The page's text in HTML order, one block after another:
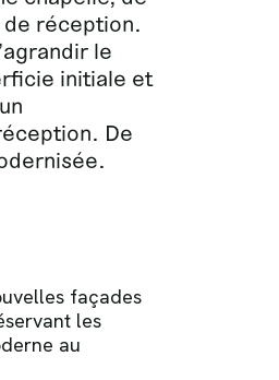
de réception.
le
initiale et
De
façades
les
au